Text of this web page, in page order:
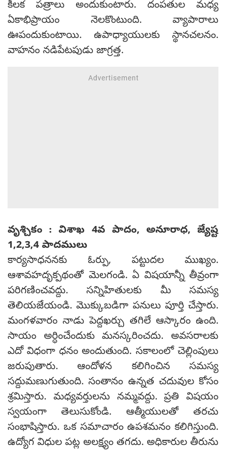
కీలక పత్రాలు అందుకుంటారు. దంపతుల మధ్య
ఏకాభిప్రాయం నెలకొంటుంది. వ్యాపారాలు
ఊపందుకుంటాయి. ఉపాధ్యాయులకు స్థానచలనం.
వాహనం నడిపేటపుడు జాగ్రత్త.
వృశ్చికం : విశాఖ 4వ పాదం, అనూరాధ, జ్యేష్ట
1,2,3,4 పాదములు
కార్యసాధననకు ఓర్పు, పట్టుదల ముఖ్యం.
ఆశావహదృక్పథంతో మెలగండి. ఏ విషయాన్నీ తీవ్రంగా
పరిగణించవద్దు. సన్నిహితులకు మీ సమస్య
తెలియజేయండి. మొక్కుబడిగా పనులు పూర్తి చేస్తారు.
మంగళవారం నాడు పెద్దఖర్చు తగిలే ఆస్కారం ఉంది.
సాయం అర్ధించేందుకు మనస్కరించదు. అవసరాలకు
ఎదో విధంగా ధనం అందుతుంది. సకాలంలో చెల్లింపులు
జరుపుతారు. ఆందోళన కలిగించిన సమస్య
సద్దుమణుగుతుంది. సంతానం ఉన్నత చదువుల కోసం
శ్రమిస్తారు. మధ్యవర్తులను నమ్మవద్దు. ప్రతి విషయం
స్వయంగా తెలుసుకోండి. ఆత్మీయులతో తరచు
సంభాషిస్తారు. ఒక సమాచారం ఉపశమనం కలిగిస్తుంది.
ఉద్యోగ విధుల పట్ల అలక్ష్యం తగదు. అధికారుల తీరును